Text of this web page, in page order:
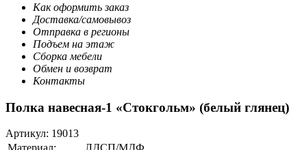
Как оформить заказ
Доставка/самовывоз
Отправка в регионы
Подъем на этаж
Сборка мебели
Обмен и возврат
Контакты
Полка навесная-1 «Стокгольм» (белый глянец)
Артикул: 19013